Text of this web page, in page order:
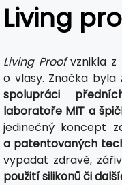
Living
Living Proofvznikla z
o vlasy. Značka byla
spolupráci
laboratoře MIT a
jedinečný koncept
a patentovaných
vypadat zdravě,
použití silikonů či